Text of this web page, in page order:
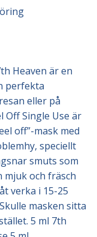
Heaven är en
perfekta
eller på
Off Single Use är
off”-mask med
speciellt
smuts som
och fräsch
verka i 15-25
masken sitta
5 ml 7th